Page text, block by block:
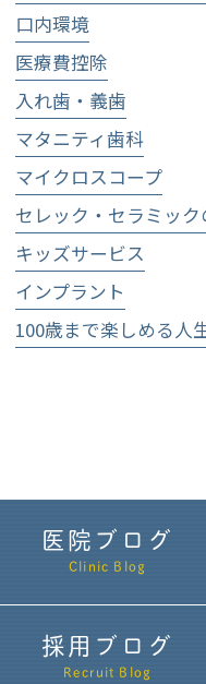
口内環境
医療費控除
入れ歯・義歯
マタニティ歯科
マイクロスコープ
セレック・セラミッ
キッズサービス
インプラント
100歳まで楽しめる人
医院ブログ
Clinic Blog
採用ブログ
Recruit Blog